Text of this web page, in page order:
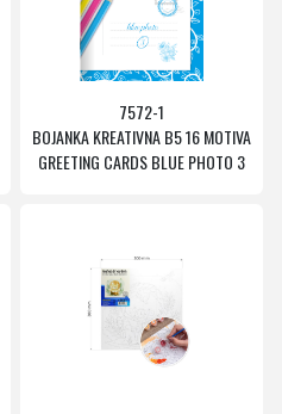
7572-1
BOJANKA KREATIVNA B5 16 MOTIVA
GREETING CARDS BLUE PHOTO 3